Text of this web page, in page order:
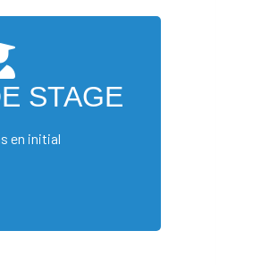
STAGE
en initial
en initial